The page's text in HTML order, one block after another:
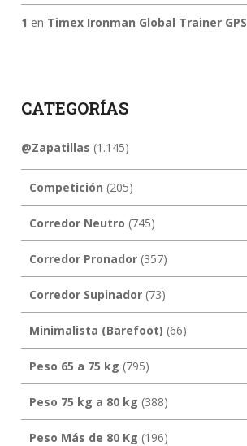
1 en Timex Ironman Global Trainer GPS
CATEGORÍAS
@Zapatillas (1.145)
Competición (205)
Corredor Neutro (745)
Corredor Pronador(357)
Corredor Supinador(73)
Minimalista (Barefoot) (66)
Peso 65 a 75 kg (795)
Peso 75 kg a 80 kg (388)
Peso Más de 80 Kg (196)